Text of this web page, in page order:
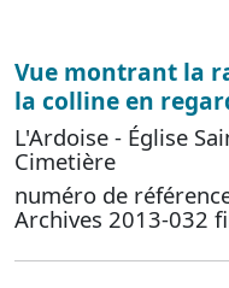
Vue montrant la
la colline en
L'Ardoise - Église
Cimetière
numéro de
Archives 2013-032